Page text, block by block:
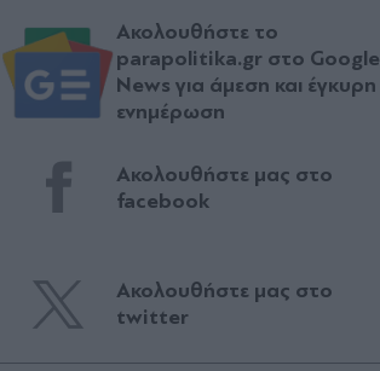
Ακολουθήστε το
parapolitika.gr στο Google
News για άμεση και έγκυρη
ενημέρωση
Ακολουθήστε μας στο
facebook
Ακολουθήστε μας στο
twitter